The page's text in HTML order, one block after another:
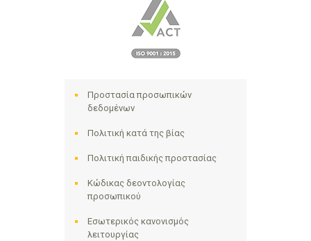
Προστασία προσωπικών
δεδομένων
Πολιτική κατά της βίας
Πολιτική παιδικής προστασίας
Κώδικας δεοντολογίας
προσωπικού
Εσωτερικός κανονισμός
λειτουργίας